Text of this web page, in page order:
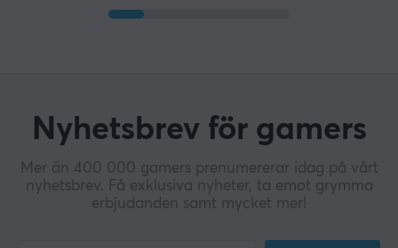
Nyhetsbrev för gamers
Mer än 400 000 gamers prenumererar idag på vårt
nyhetsbrev. Få exklusiva nyheter, ta emot grymma
erbjudanden samt mycket mer!